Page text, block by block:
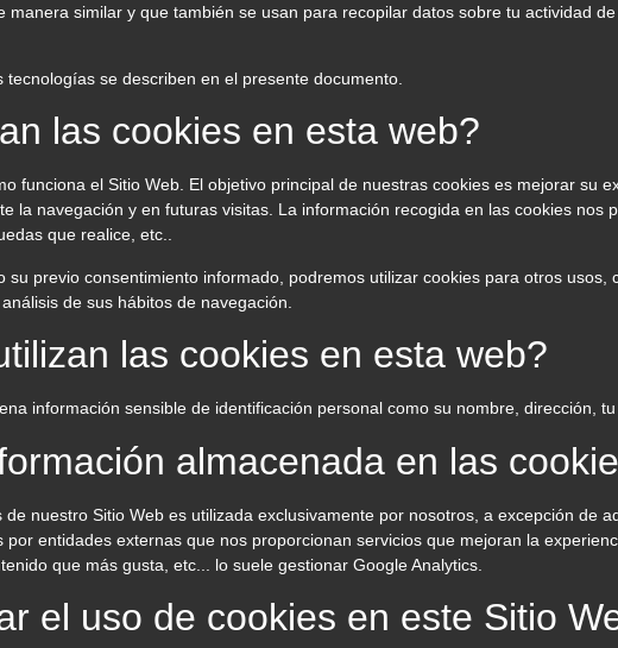
manera similar y que también se usan para recopilar datos sobre tu actividad
se describen en el presente documento.
las cookies en esta web?
funciona el Sitio Web. El objetivo principal de nuestras cookies es mejorar su
la navegación y en futuras visitas. La información recogida en las cookies nos
que realice, etc..
su previo consentimiento informado, podremos utilizar cookies para otros
de sus hábitos de navegación.
las cookies en esta web?
información sensible de identificación personal como su nombre, dirección,
almacenada en las
nuestro Sitio Web es utilizada exclusivamente por nosotros, a excepción de
entidades externas que nos proporcionan servicios que mejoran la
que más gusta, etc... lo suele gestionar Google Analytics.
el uso de cookies en este Sitio